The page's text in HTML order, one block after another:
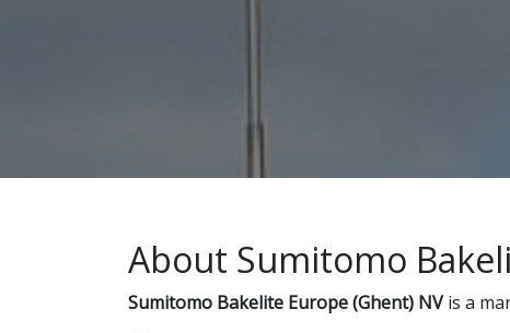
About Sumitomo
Sumitomo Bakelite Europe (Ghent) NVis a